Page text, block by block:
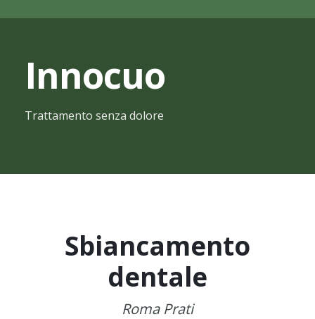
Innocuo
Trattamento senza dolore
Sbiancamento
dentale
Roma Prati